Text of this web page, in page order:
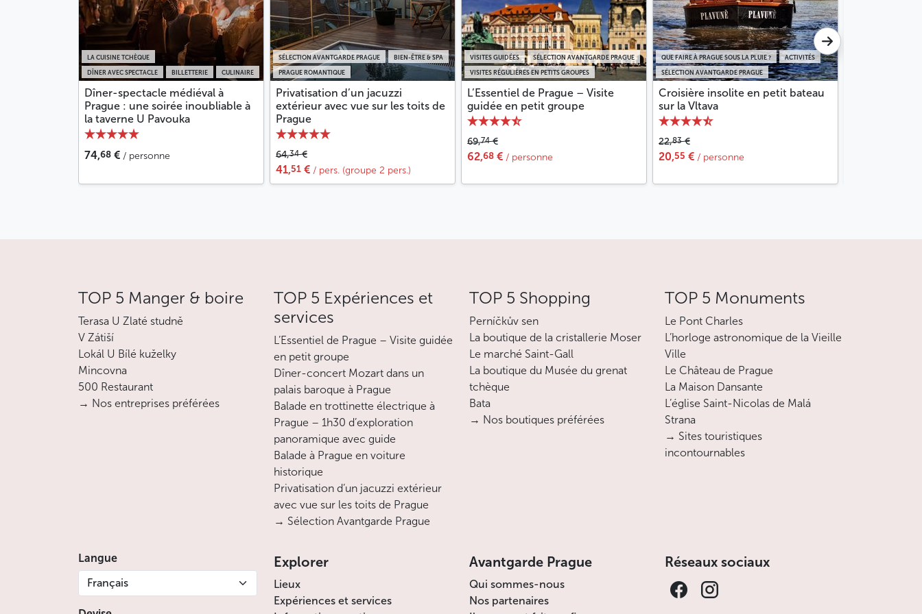
DÎNER AVEC SPECTACLE BILLETTERIE CULINAIRE
LA CUISINE TCHÈQUE
Dîner-spectacle médiéval à
Prague : une soirée inoubliable à
la taverne U Pavouka
74,68 € / personne
PRAGUE ROMANTIQUE
SÉLECTION AVANTGARDE PRAGUE BIEN-ÊTRE & SPA
Privatisation d’un jacuzzi
extérieur avec vue sur les toits de
Prague
64,34€
41,51 € / pers. (groupe 2 pers.)
VISITES RÉGULIÈRES EN PETITS GROUPES
VISITES GUIDÉES SÉLECTION AVANTGARDE PRAGUE
L’Essentiel de Prague – Visite
guidée en petit groupe
69,74€
62,68 € / personne
SÉLECTION AVANTGARDE PRAGUE
QUE FAIRE À PRAGUE SOUS LA PLUIE ? ACTIVITÉS
Croisière insolite en petit bateau
sur la Vltava
22,83€
20,55 € / personne
TOP 5 Manger & boire
Terasa U Zlaté studně
V Zátiší
Lokál U Bílé kuželky
Mincovna
500 Restaurant
→ Nos entreprises préférées
TOP 5 Expériences et
services
L’Essentiel de Prague – Visite guidée
en petit groupe
Dîner-concert Mozart dans un
palais baroque à Prague
Balade en trottinette électrique à
Prague – 1h30 d’exploration
panoramique avec guide
Balade à Prague en voiture
historique
Privatisation d’un jacuzzi extérieur
avec vue sur les toits de Prague
→ Sélection Avantgarde Prague
TOP 5 Shopping
Perníčkův sen
La boutique de la cristallerie Moser
Le marché Saint-Gall
La boutique du Musée du grenat
tchèque
Bata
→ Nos boutiques préférées
TOP 5 Monuments
Le Pont Charles
L’horloge astronomique de la Vieille
Ville
Le Château de Prague
La Maison Dansante
L’église Saint-Nicolas de Malá
Strana
→ Sites touristiques
incontournables
Langue
Français
Explorer
Lieux
Expériences et services
Avantgarde Prague
Qui sommes-nous
Nos partenaires
Réseaux sociaux